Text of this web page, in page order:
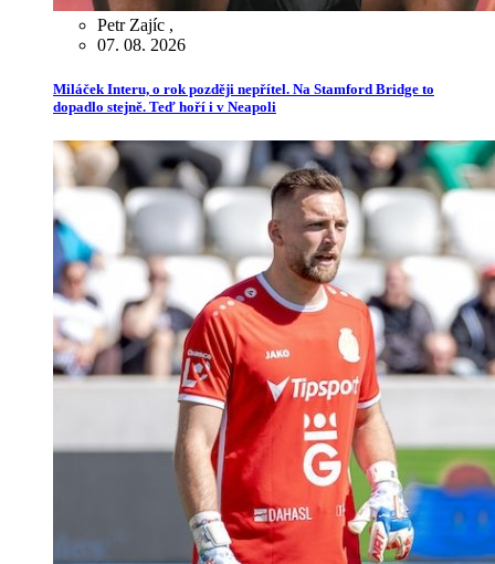
Petr Zajíc ,
07. 08. 2026
Miláček Interu, o rok později nepřítel. Na Stamford Bridge to
dopadlo stejně. Teď hoří i v Neapoli